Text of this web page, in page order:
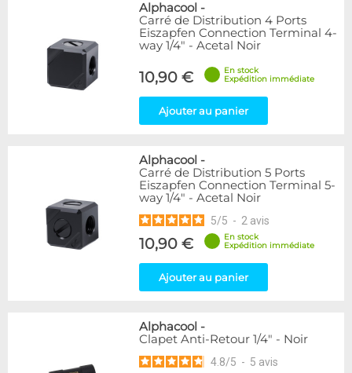
Alphacool -
Carré de Distribution 4 Ports
Eiszapfen Connection Terminal 4-
way 1/4" - Acetal Noir
10,90 €
En stock
Expédition immédiate
Ajouter au panier
Alphacool -
Carré de Distribution 5 Ports
Eiszapfen Connection Terminal 5-
way 1/4" - Acetal Noir
5/5 - 2 avis
10,90 €
En stock
Expédition immédiate
Ajouter au panier
Alphacool -
Clapet Anti-Retour 1/4" - Noir
4.8/5 - 5 avis